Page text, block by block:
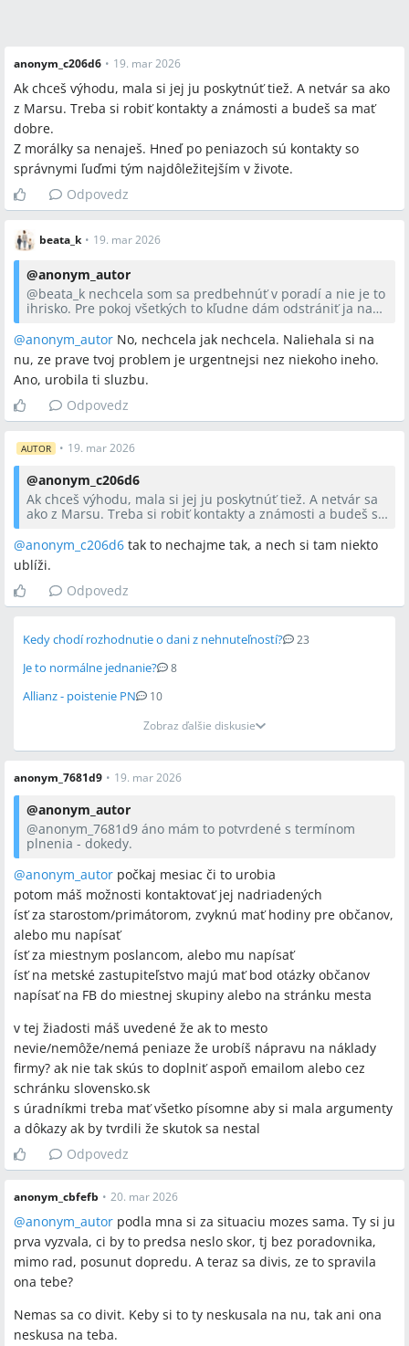
anonym_c206d6 • 19. mar 2026
Ak chceš výhodu, mala si jej ju poskytnúť tiež. A netvár sa ako
z Marsu. Treba si robiť kontakty a známosti a budeš sa mať
dobre.
Z morálky sa nenaješ. Hneď po peniazoch sú kontakty so
správnymi ľuďmi tým najdôležitejším v živote.
Odpovedz
beata_k • 19. mar 2026
@anonym_autor
@beata_k nechcela som sa predbehnúť v poradí a nie je to
ihrisko. Pre pokoj všetkých to kľudne dám odstrániť ja na
jej pýtam, že odkiaľ vie, kde pracujem, tak mi povedala, že
dnes sa dá zistiť všetko, že snáď pre ňu to nie je problém.
No nech sa páči. Keď to zabije nejaké dieťa alebo aj
dospelého, oni budú mať problém.
@anonym_autor No, nechcela jak nechcela. Naliehala si na
nu, ze prave tvoj problem je urgentnejsi nez niekoho ineho.
Ano, urobila ti sluzbu.
Odpovedz
AUTOR • 19. mar 2026
@anonym_c206d6
Ak chceš výhodu, mala si jej ju poskytnúť tiež. A netvár sa
ako z Marsu. Treba si robiť kontakty a známosti a budeš sa
Z morálky sa nenaješ. Hneď po peniazoch sú kontakty so
správnymi ľuďmi tým najdôležitejším v živote.
@anonym_c206d6 tak to nechajme tak, a nech si tam niekto
ublíži.
Odpovedz
Kedy chodí rozhodnutie o dani z nehnuteľností? 23
Je to normálne jednanie? 8
Allianz - poistenie PN
10
Zobraz ďalšie diskusie
anonym_7681d9 • 19. mar 2026
@anonym_autor
@anonym_7681d9 áno mám to potvrdené s termínom
plnenia - dokedy.
@anonym_autor počkaj mesiac či to urobia
potom máš možnosti kontaktovať jej nadriadených
ísť za starostom/primátorom, zvyknú mať hodiny pre občanov,
alebo mu napísať
ísť za miestnym poslancom, alebo mu napísať
ísť na metské zastupiteľstvo majú mať bod otázky občanov
napísať na FB do miestnej skupiny alebo na stránku mesta
v tej žiadosti máš uvedené že ak to mesto
nevie/nemôže/nemá peniaze že urobíš nápravu na náklady
firmy? ak nie tak skús to doplniť aspoň emailom alebo cez
schránku slovensko.sk
s úradníkmi treba mať všetko písomne aby si mala argumenty
a dôkazy ak by tvrdili že skutok sa nestal
Odpovedz
anonym_cbfefb • 20. mar 2026
@anonym_autor podla mna si za situaciu mozes sama. Ty si ju
prva vyzvala, ci by to predsa neslo skor, tj bez poradovnika,
mimo rad, posunut dopredu. A teraz sa divis, ze to spravila
ona tebe?
Nemas sa co divit. Keby si to ty neskusala na nu, tak ani ona
neskusa na teba.